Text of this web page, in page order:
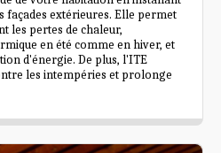
façades extérieures. Elle permet
les pertes de chaleur,
en été comme en hiver, et
d'énergie. De plus, l'ITE
les intempéries et prolonge